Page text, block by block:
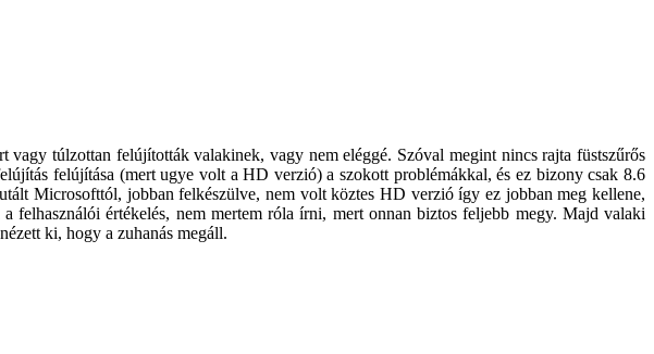
túlzottan felújították valakinek, vagy nem eléggé. Szóval megint nincs rajta füstszűrős
felújítása (mert ugye volt a HD verzió) a szokott problémákkal, és ez bizony csak 8.6
Microsofttól, jobban felkészülve, nem volt köztes HD verzió így ez jobban meg kellene,
értékelés, nem mertem róla írni, mert onnan biztos feljebb megy. Majd valaki
ki, hogy a zuhanás megáll.